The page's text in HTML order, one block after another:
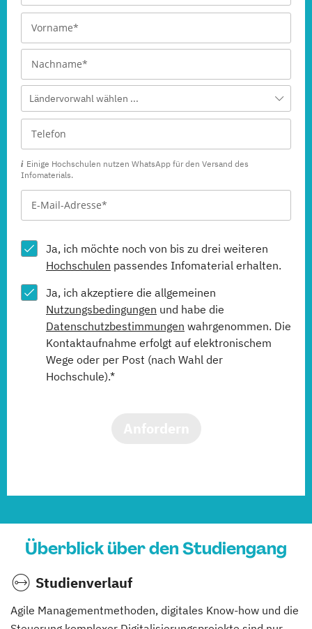
Ländervorwahl wählen ...
Einige Hochschulen nutzen WhatsApp für den Versand des
Infomaterials.
Ja, ich möchte noch von bis zu drei weiteren
Hochschulen passendes Infomaterial erhalten.
Ja, ich akzeptiere die allgemeinen
Nutzungsbedingungen und habe die
Datenschutzbestimmungen wahrgenommen. Die
Kontaktaufnahme erfolgt auf elektronischem
Wege oder per Post (nach Wahl der
Hochschule).*
Überblick über den Studiengang
Studienverlauf
Agile Managementmethoden, digitales Know-how und die